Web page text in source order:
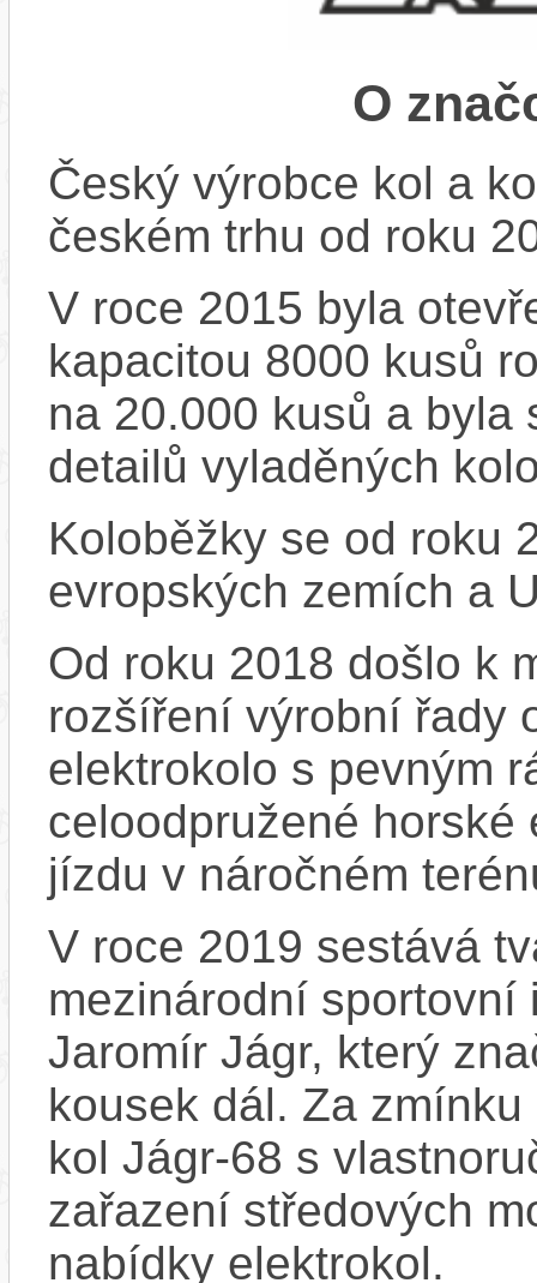
O
Český výrobce kol a
českém trhu od roku
V roce 2015 byla
kapacitou 8000 kusů
na 20.000 kusů a byla
detailů vyladěných
Koloběžky se od roku
evropských zemích a
Od roku 2018 došlo k
rozšíření výrobní řady
elektrokolo s pevným
celoodpružené
jízdu v náročném
V roce 2019 sestává
mezinárodní sportovní
Jaromír Jágr, který
kousek dál. Za
kol Jágr-68 s
zařazení středových
nabídky elektrokol.